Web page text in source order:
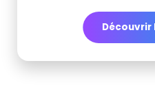
Découvrir